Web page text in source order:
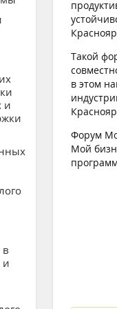
Такой
в этом
Форум
Мой
и
и